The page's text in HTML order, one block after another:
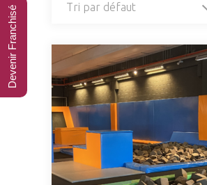
Tri par défaut
Devenir Franchisé